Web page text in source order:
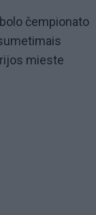
čempionato
mieste